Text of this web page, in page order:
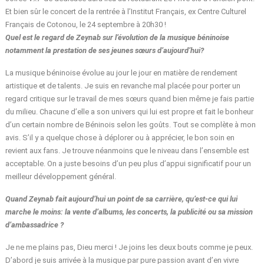
Et bien sûr le concert de la rentrée à l’Institut Français, ex Centre Culturel
Français de Cotonou, le 24 septembre à 20h30 !
Quel est le regard de Zeynab sur l’évolution de la musique béninoise
notamment la prestation de ses jeunes sœurs d’aujourd’hui?
La musique béninoise évolue au jour le jour en matière de rendement
artistique et de talents. Je suis en revanche mal placée pour porter un
regard critique sur le travail de mes sœurs quand bien même je fais partie
du milieu. Chacune d’elle a son univers qui lui est propre et fait le bonheur
d’un certain nombre de Béninois selon les goûts. Tout se complète à mon
avis. S’il y a quelque chose à déplorer ou à apprécier, le bon soin en
revient aux fans. Je trouve néanmoins que le niveau dans l’ensemble est
acceptable. On a juste besoins d’un peu plus d’appui significatif pour un
meilleur développement général.
Quand Zeynab fait aujourd’hui un point de sa carrière, qu’est-ce qui lui
marche le moins: la vente d’albums, les concerts, la publicité ou sa mission
d’ambassadrice ?
Je ne me plains pas, Dieu merci ! Je joins les deux bouts comme je peux.
D’abord je suis arrivée à la musique par pure passion avant d’en vivre